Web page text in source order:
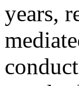
years,